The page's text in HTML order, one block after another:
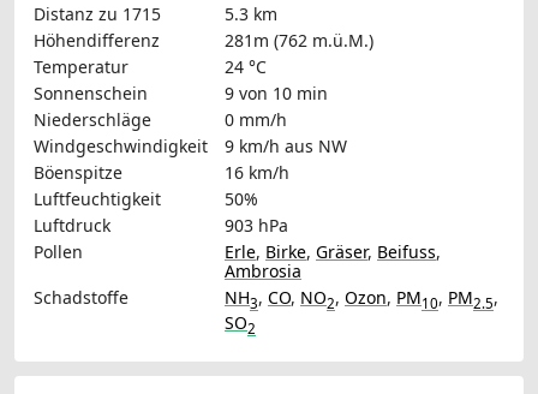
Distanz zu 1715
5.3 km
Höhendifferenz
281m (762 m.ü.M.)
Temperatur
24 °C
Sonnenschein
9 von 10 min
Niederschläge
0 mm/h
Windgeschwindigkeit
9 km/h aus NW
Böenspitze
16 km/h
Luftfeuchtigkeit
50%
Luftdruck
903 hPa
Pollen
Erle, Birke, Gräser, Beifuss,
Ambrosia
Schadstoffe
NH3, CO, NO2, Ozon, PM10, PM2.5,
SO2